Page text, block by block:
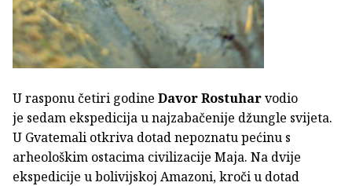
U rasponu četiri godine Davor Rostuharvodio
je sedam ekspedicija u najzabačenije džungle svijeta.
U Gvatemali otkriva dotad nepoznatu pećinu s
arheološkim ostacima civilizacije Maja. Na dvije
ekspedicije u bolivijskoj Amazoni, kroči u dotad